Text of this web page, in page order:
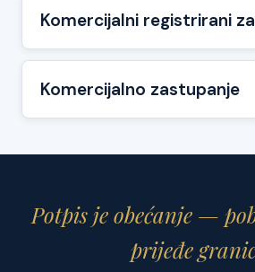
Komercijalni registrirani
Komercijalno zastupanje
Potpis je obećanje —
prijeđe